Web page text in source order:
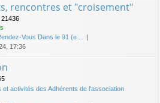
rencontres et "croisement"
21436
Vous Dans le 91 (e…
17:36
et activités des Adhérents de l'association